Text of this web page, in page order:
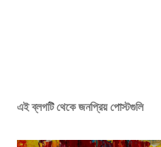
এই ব্লগটি থেকে জনপ্রিয় পোস্টগুলি